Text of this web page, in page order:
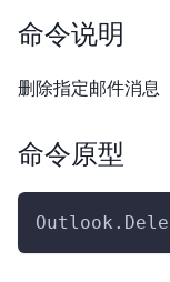
命令说明
删除指定邮件消息
命令原型